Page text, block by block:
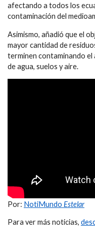
afectando a todos los
contaminación del
Asimismo, añadió que el
mayor cantidad de
terminen contaminando
de agua, suelos y aire.
Por: NotiMundo Estelar
Para ver más noticias,